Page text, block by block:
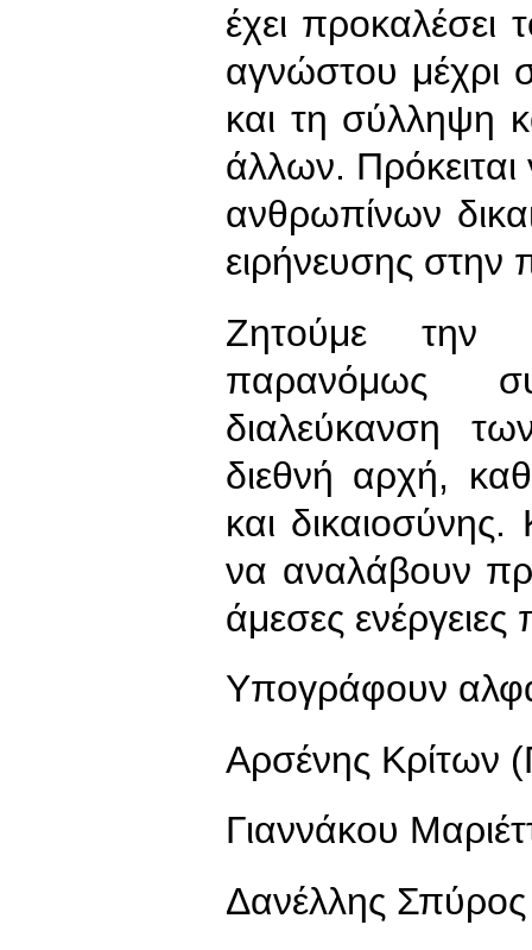
έχει προκαλέσει
αγνώστου μέχρι
και τη σύλληψη
άλλων.
ανθρωπίνων
ειρήνευσης στην
Ζητούμε την
παρανόμως
διαλεύκανση
διεθνή αρχή,
και
να αναλάβουν
άμεσες
Υπογράφουν
Αρσένης Κρίτων
Γιαννάκου
Δανέλλης